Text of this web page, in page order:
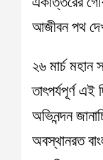
আজীবন পথ
২৬ মার্চ
তাৎপর্যপূর্ণ এই
অভিনন্দন
অবস্থানরত